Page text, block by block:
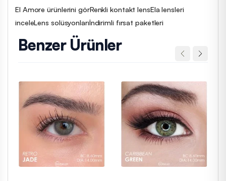
El Amore ürünlerini görRenkli kontakt lensEla lensleri
inceleLens solüsyonlarıİndirimli fırsat paketleri
Benzer Ürünler